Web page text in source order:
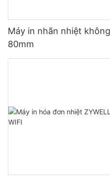
Máy in nhãn nhiệt
80mm